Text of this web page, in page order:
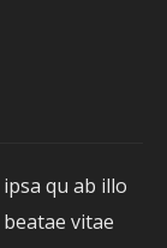
qu ab illo
vitae